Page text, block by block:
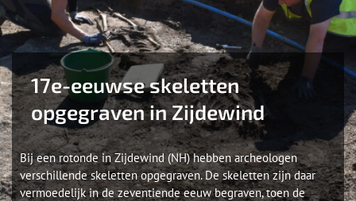
17e-eeuwse skeletten
opgegraven in Zijdewind
Bij een rotonde in Zijdewind (NH) hebben archeologen
verschillende skeletten opgegraven. De skeletten zijn daar
vermoedelijk in de zeventiende eeuw begraven, toen de